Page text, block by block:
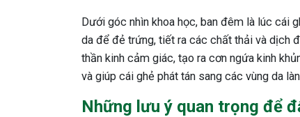
Dưới góc nhìn khoa học, ban đêm là lúc cái
da để đẻ trứng, tiết ra các chất thải và dịch
thần kinh cảm giác, tạo ra cơn ngứa kinh
và giúp cái ghẻ phát tán sang các vùng da
Những lưu ý quan trọng để